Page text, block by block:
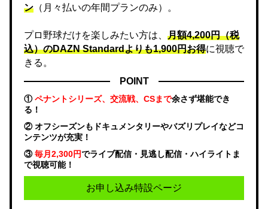
ン （月々払いの年間プランのみ）。
プロ野球だけを楽しみたい方は、 月額4,200円（税
込）のDAZN Standard​よりも1,900円お得に視聴で
きる。
POINT
①ペナントシリーズ、交流戦、CSまで余さず堪能でき
る！
② オフシーズンもドキュメンタリーやバズリプレイなどコ
ンテンツが充実！
③毎月2,300円でライブ配信・見逃し配信・ハイライトま
で視聴可能！
お申し込み特設ページ